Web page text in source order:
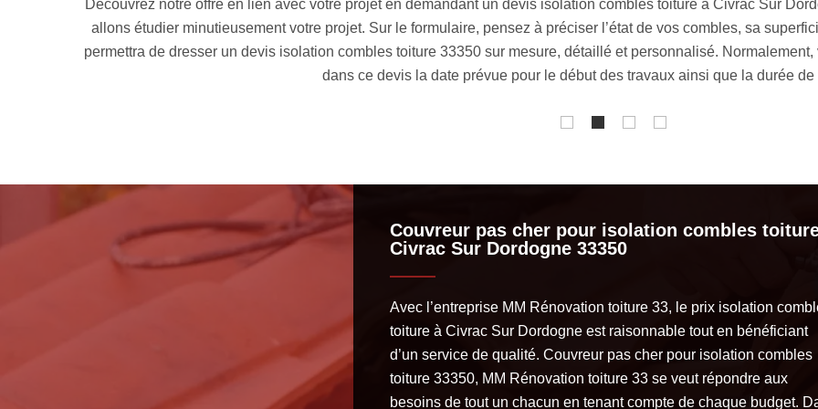
nous
Trouvez
Outre le fait que la toiture est là pour apporter une protection optimale à votre habitation, notamment contre
votre espace intérieur un confort thermique et acoustique considérable. En réalisant des travaux d’isolation
des économies d’énergie et vivre dans une température agréable pendant toute l’année. Le couvreur
mettre à votre disposition si vous avez un projet allant dans ce sens. Nous garantissons
Couvreur pas cher pour isolation combles
Civrac Sur Dordogne 33350
Avec l’entreprise MM Rénovation toiture 33, le prix isolation
toiture à Civrac Sur Dordogne est raisonnable tout en bénéficiant
d’un service de qualité. Couvreur pas cher pour isolation combles
toiture 33350, MM Rénovation toiture 33 se veut répondre aux
besoins de tout un chacun en tenant compte de chaque budget.